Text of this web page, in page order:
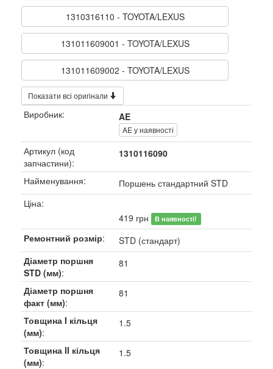
1310316110 - TOYOTA/LEXUS
131011609001 - TOYOTA/LEXUS
131011609002 - TOYOTA/LEXUS
Показати всі оригінали
Виробник: AE
AE у наявності
Артикул (код
запчастини):
1310116090
Найменування:
Поршень стандартний STD
Ціна:
419 грн
В наявності!
Ремонтний розмір:
STD (стандарт)
Діаметр поршня
STD (мм):
81
Діаметр поршня
факт (мм):
81
Товщина I кільця
(мм):
1.5
Товщина II кільця
(мм):
1.5